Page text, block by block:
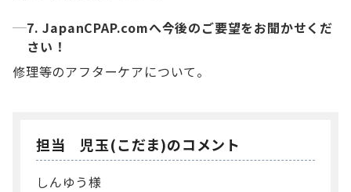
7. JapanCPAP.comへ今後のご要望をお聞かせくだ
さい！
修理等のアフターケアについて。
担当 児玉(こだま)のコメント
しんゆう様